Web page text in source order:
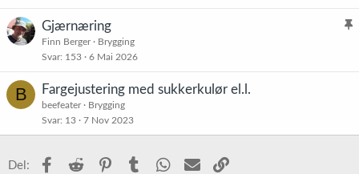
K
Gjærnæring
Finn Berger
Brygging
Svar 153 6 Mai 2026
B Fargejustering med sukkerkulør el.l.
beefeater
Brygging
Svar 13 7 Nov 2023
Del: Facebook
Reddit PinterestTumblr WhatsApp
E-post